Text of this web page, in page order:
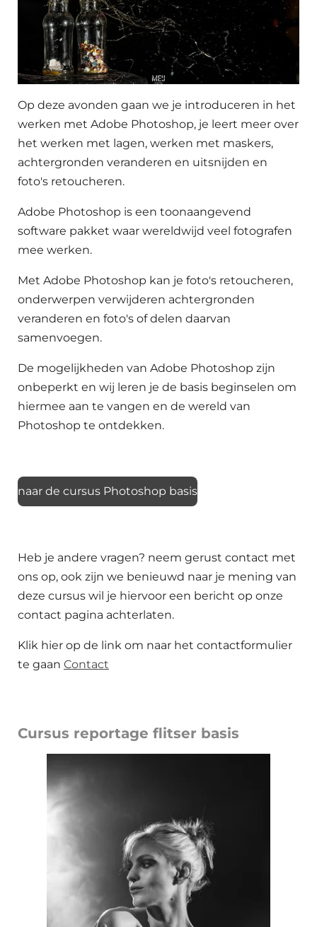
Op deze avonden gaan we je introduceren in het
werken met Adobe Photoshop, je leert meer over
het werken met lagen, werken met maskers,
achtergronden veranderen en uitsnijden en
foto's retoucheren.
Adobe Photoshop is een toonaangevend
software pakket waar wereldwijd veel fotografen
mee werken.
Met Adobe Photoshop kan je foto's retoucheren,
onderwerpen verwijderen achtergronden
veranderen en foto's of delen daarvan
samenvoegen.
De mogelijkheden van Adobe Photoshop zijn
onbeperkt en wij leren je de basis beginselen om
hiermee aan te vangen en de wereld van
Photoshop te ontdekken.
naar de cursus Photoshop basis
Heb je andere vragen? neem gerust contact met
ons op, ook zijn we benieuwd naar je mening van
deze cursus wil je hiervoor een bericht op onze
contact pagina achterlaten.
Klik hier op de link om naar het contactformulier
te gaan Contact
Cursus reportage flitser basis